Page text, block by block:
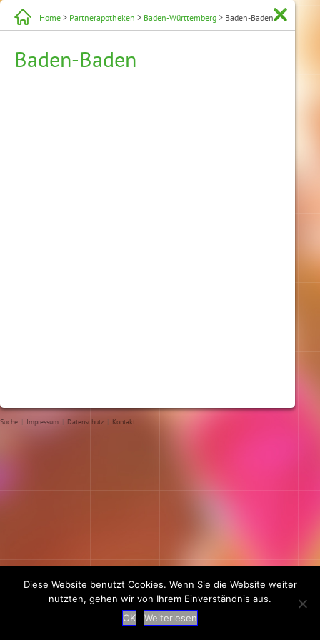
Home > Partnerapotheken > Baden-Württemberg > Baden-Baden
Baden-Baden
Suche | Impressum | Datenschutz | Kontakt
Diese Website benutzt Cookies. Wenn Sie die Website weiter
nutzten, gehen wir von Ihrem Einverständnis aus.
OK
Weiterlesen